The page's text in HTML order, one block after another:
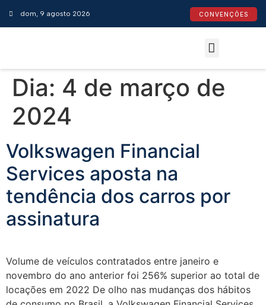
dom, 9 agosto 2026 CONVENÇÕES
Dia: 4 de março de
2024
Volkswagen Financial
Services aposta na
tendência dos carros por
assinatura
Volume de veículos contratados entre janeiro e
novembro do ano anterior foi 256% superior ao total de
locações em 2022 De olho nas mudanças dos hábitos